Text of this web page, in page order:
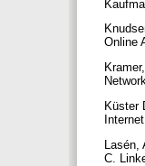
Online
Küster
C.